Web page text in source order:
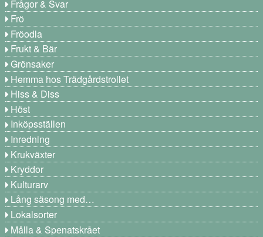
Frågor & Svar
Frö
Fröodla
Frukt & Bär
Grönsaker
Hemma hos Trädgårdstrollet
Hiss & Diss
Höst
Inköpsställen
Inredning
Krukväxter
Kryddor
Kulturarv
Lång säsong med…
Lokalsorter
Målla & Spenatskrået